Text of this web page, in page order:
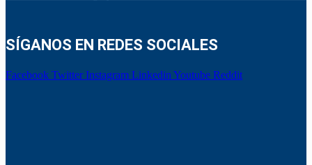
SÍGANOS EN REDES SOCIALES
Facebook Twitter Instagram Linkedin Youtube Reddit